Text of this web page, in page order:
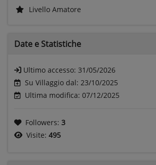
Livello Amatore
Date e Statistiche
Ultimo accesso: 31/05/2026
Su Villaggio dal: 23/10/2025
Ultima modifica: 07/12/2025
Followers: 3
Visite: 495